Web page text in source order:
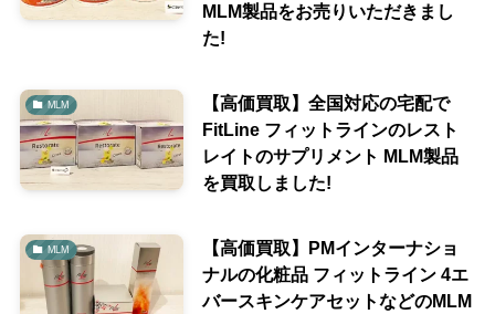
MLM製品をお売りいただきまし
た!
MLM
【高価買取】全国対応の宅配で
FitLine フィットラインのレスト
レイトのサプリメント MLM製品
を買取しました!
MLM
【高価買取】PMインターナショ
ナルの化粧品 フィットライン 4エ
バースキンケアセットなどのMLM